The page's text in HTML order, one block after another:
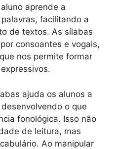
aprende a
facilitando a
de textos. As sílabas
consoantes e vogais,
nos permite formar
ajuda os alunos a
o que
fonológica. Isso não
de leitura, mas
Ao manipular